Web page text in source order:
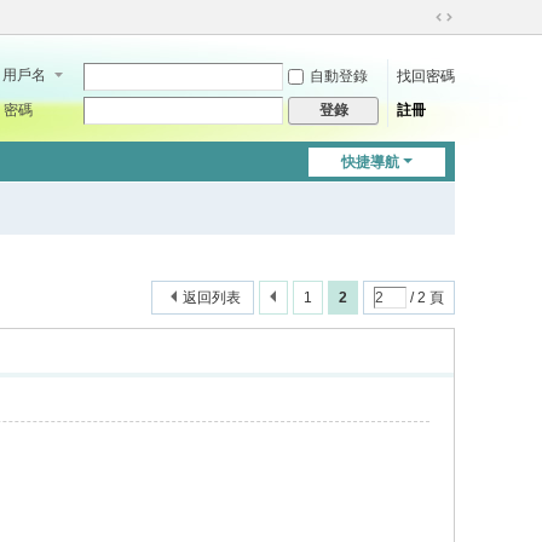
切
到
用戶名 自動登錄
找回密碼
密碼
登錄 註冊
快捷導航
1 2 / 2 頁
返回列表